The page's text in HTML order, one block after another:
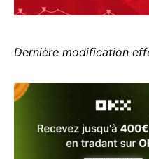
Dernière modification